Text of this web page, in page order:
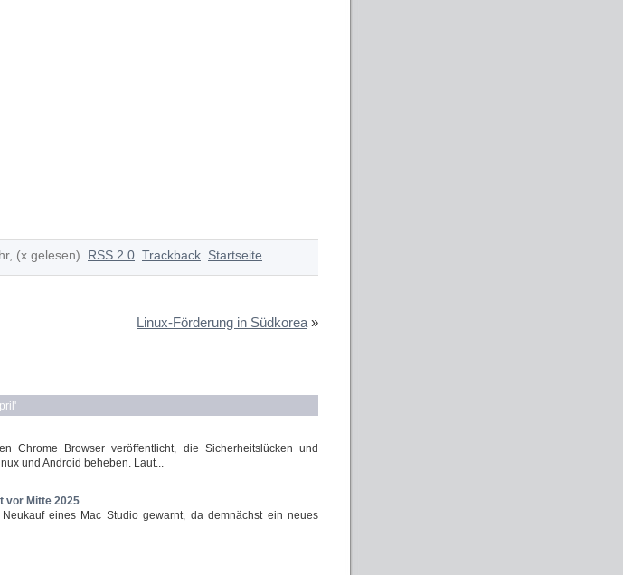
(x gelesen). RSS 2.0. Trackback. Startseite.
Linux-Förderung in Südkorea »
'
Chrome Browser veröffentlicht, die Sicherheitslücken und
und Android beheben. Laut...
vor Mitte 2025
eines Mac Studio gewarnt, da demnächst ein neues